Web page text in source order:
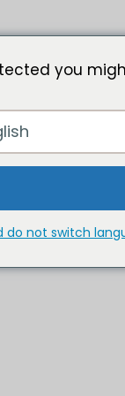
you
do not switch